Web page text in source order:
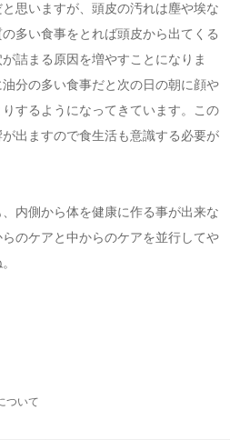
思いますが、頭皮の汚れは塵や埃な
多い食事をとれば頭皮から出てくる
詰まる原因を増やすことになりま
分の多い食事だと次の日の朝に顔や
するようになってきています。この
出ますので食生活も意識する必要が
内側から体を健康に作る事が出来な
のケアと中からのケアを並行してや
ついて